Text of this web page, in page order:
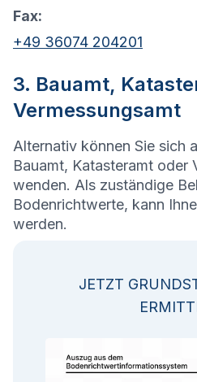
Fax:
+49 36074 204201
3. Bauamt,
Vermessungsamt
Alternativ können Sie sich
Bauamt, Katasteramt oder
wenden. Als zuständige
Bodenrichtwerte, kann
werden.
JETZT